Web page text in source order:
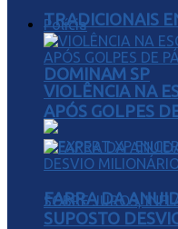
TRADICIONAIS
DOMINAM SP
Polícia
VIOLÊNCIA NA
APÓS GOLPES
FARRA DA
SUPOSTO